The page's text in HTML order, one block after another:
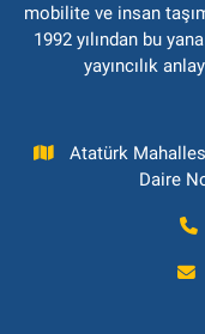
mobilite ve insan
1992 yılından bu
yayıncılık
Atatürk
Daire